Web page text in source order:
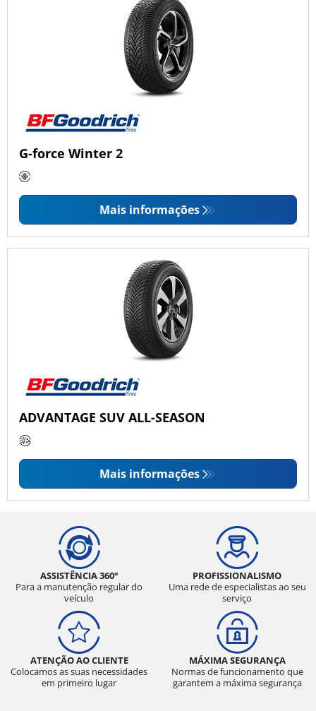
G-force Winter 2
Mais informações
ADVANTAGE SUV ALL-SEASON
Mais informações
ASSISTÊNCIA 360°
Para a manutenção regular do
veículo
PROFISSIONALISMO
Uma rede de especialistas ao seu
serviço
ATENÇÃO AO CLIENTE
Colocamos as suas necessidades
em primeiro lugar
MÁXIMA SEGURANÇA
Normas de funcionamento que
garantem a máxima segurança